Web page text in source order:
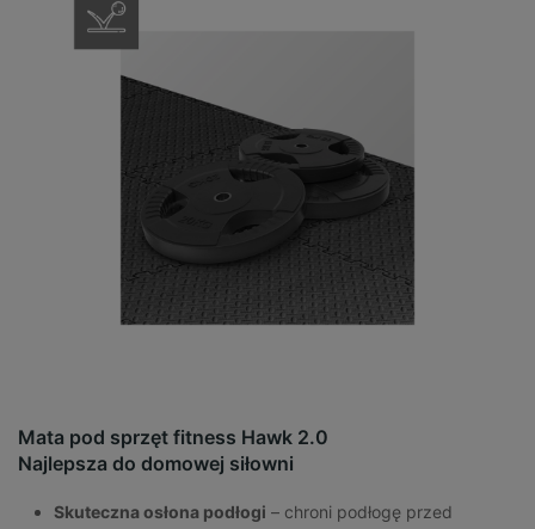
Mata pod sprzęt fitness Hawk 2.0
Najlepsza do domowej siłowni
Skuteczna osłona podłogi – chroni podłogę przed